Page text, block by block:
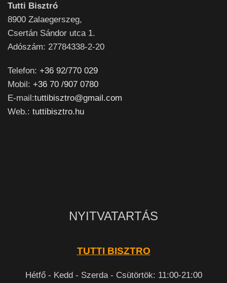
Tutti Bisztró
8900 Zalaegerszeg,
Csertán Sándor utca 1.
Adószám: 27784338-2-20
Telefon: +36 92/770 029
Mobil: +36 70 /907 0780
E-mail:tuttibisztro@gmail.com
Web.: tuttibisztro.hu
NYITVATARTÁS
TUTTI BISZTRO
Hétfő - Kedd - Szerda - Csütörtök: 11:00-21:00